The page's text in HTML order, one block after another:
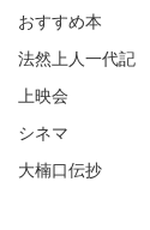
おすすめ本
法然上人一代記
上映会
シネマ
大楠口伝抄